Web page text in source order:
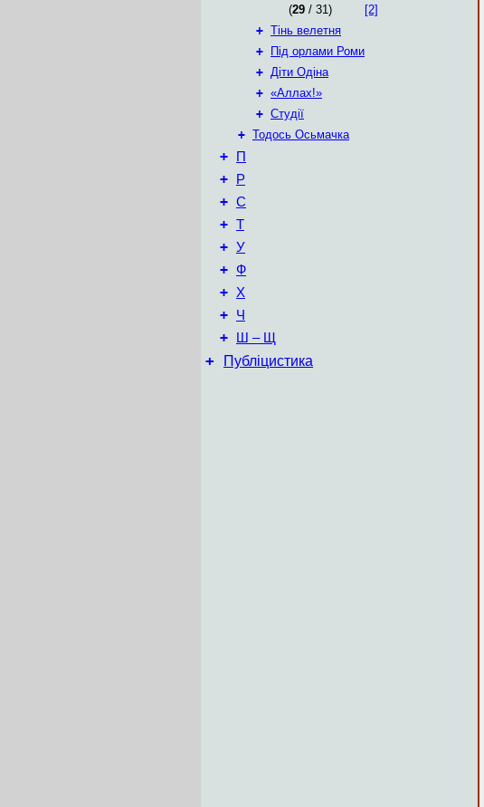
(29 / 31)
[2]
+ Тінь велетня
+
Під орлами Роми
+ Діти Одіна
+ «Аллах!»
+ Студії
+ Тодось Осьмачка
+ П
+ Р
+ С
+ Т
+ У
+ Ф
+ Х
+ Ч
+ Ш – Щ
+ Публіцистика